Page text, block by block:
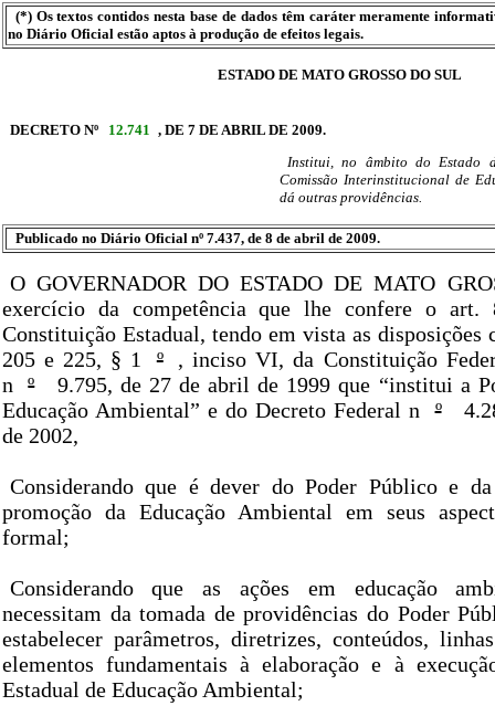
(*) Os textos contidos nesta base de dados têm caráter meramente
no Diário Oficial estão aptos à produção de efeitos legais.
ESTADO DE MATO GROSSO DO SUL
DECRETO Nº 12.741 , DE 7 DE ABRIL DE 2009.
Institui, no âmbito do Estado
Comissão Interinstitucional de
dá outras providências.
Publicado no Diário Oficial nº 7.437, de 8 de abril de 2009.
O GOVERNADOR DO ESTADO DE MATO
exercício da competência que lhe confere o
Constituição Estadual, tendo em vista as disposições
205 e 225, § 1
º
, inciso VI, da Constituição
n
º
9.795, de 27 de abril de 1999 que “institui a
Educação Ambiental” e do Decreto Federal n
º
de 2002,
Considerando que é dever do Poder Público e
promoção da Educação Ambiental em seus
formal;
Considerando que as ações em educação
necessitam da tomada de providências do Poder
estabelecer parâmetros, diretrizes, conteúdos,
elementos fundamentais à elaboração e à
Estadual de Educação Ambiental;